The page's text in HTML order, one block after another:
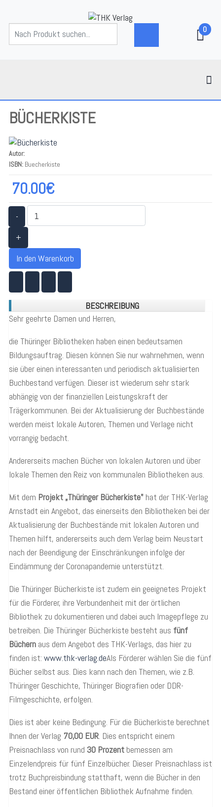
0
BÜCHERKISTE
Autor:
ISBN: Buecherkiste
70.00€
-
+
In den Warenkorb
BESCHREIBUNG
Sehr geehrte Damen und Herren,
die Thüringer Bibliotheken haben einen bedeutsamen
Bildungsauftrag. Diesen können Sie nur wahrnehmen, wenn
sie über einen interessanten und periodisch aktualisierten
Buchbestand verfügen. Dieser ist wiederum sehr stark
abhängig von der finanziellen Leistungskraft der
Trägerkommunen. Bei der Aktualisierung der Buchbestände
werden meist lokale Autoren, Themen und Verlage nicht
vorrangig bedacht.
Andererseits machen Bücher von lokalen Autoren und über
lokale Themen den Reiz von kommunalen Bibliotheken aus.
Mit dem Projekt „Thüringer Bücherkiste" hat der THK-Verlag
Arnstadt ein Angebot, das einerseits den Bibliotheken bei der
Aktualisierung der Buchbestände mit lokalen Autoren und
Themen hilft, andererseits auch dem Verlag beim Neustart
nach der Beendigung der Einschränkungen infolge der
Eindämmung der Coronapandemie unterstützt.
Die Thüringer Bücherkiste ist zudem ein geeignetes Projekt
für die Förderer, ihre Verbundenheit mit der örtlichen
Bibliothek zu dokumentieren und dabei auch Imagepflege zu
betreiben. Die Thüringer Bücherkiste besteht aus fünf
Büchern aus dem Angebot des THK-Verlags, das hier zu
finden ist: www.thk-verlag.deAls Förderer wählen Sie die fünf
Bücher selbst aus. Dies kann nach den Themen, wie z.B.
Thüringer Geschichte, Thüringer Biografien oder DDR-
Filmgeschichte, erfolgen.
Dies ist aber keine Bedingung. Für die Bücherkiste berechnet
Ihnen der Verlag 70,00 EUR. Dies entspricht einem
Preisnachlass von rund 30 Prozent bemessen am
Einzelendpreis für fünf Einzelbücher. Dieser Preisnachlass ist
trotz Buchpreisbindung statthaft, wenn die Bücher in den
Bestand einer öffentlichen Bibliothek Aufnahme finden.